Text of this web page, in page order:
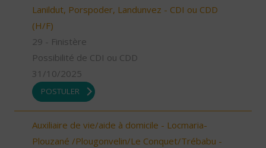
Lanildut, Porspoder, Landunvez - CDI ou CDD
(H/F)
29 - Finistère
Possibilité de CDI ou CDD
31/10/2025
POSTULER
Auxiliaire de vie/aide à domicile - Locmaria-
Plouzané /Plougonvelin/Le Conquet/Trébabu -